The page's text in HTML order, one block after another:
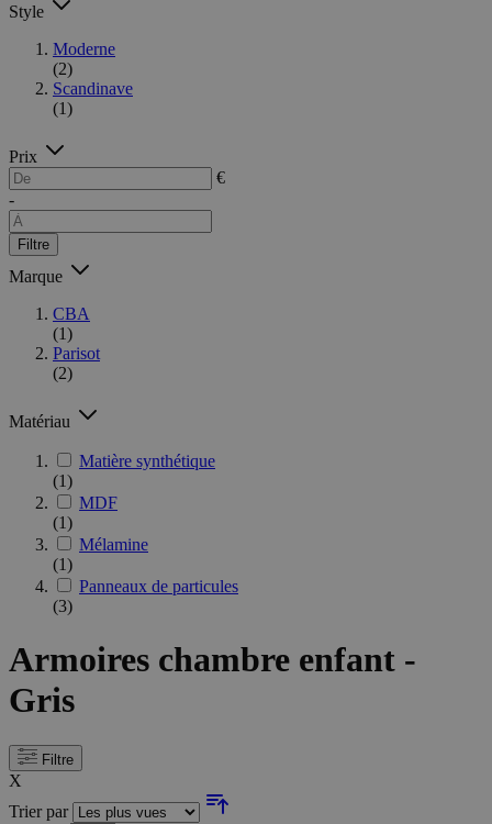
Style
Moderne
(2)
Scandinave
(1)
Prix
€
-
Filtre
Marque
CBA
(1)
Parisot
(2)
Matériau
Matière synthétique
(1)
MDF
(1)
Mélamine
(1)
Panneaux de particules
(3)
Armoires chambre enfant -
Gris
Filtre
X
Trier par